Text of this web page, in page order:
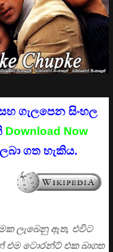
ගැලපෙන සිංහල
Download Now
ගත හැකිය.
ලැබෙනු ඇත, එවිට
එම ටොරන්ට් එක බාගත